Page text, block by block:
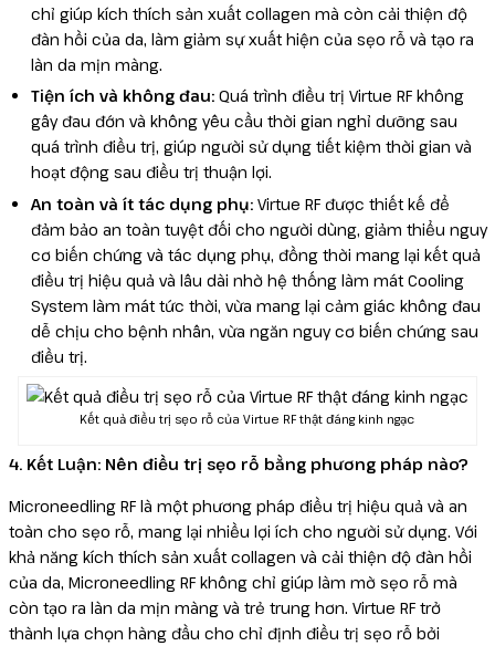
chỉ giúp kích thích sản xuất collagen mà còn cải thiện độ
đàn hồi của da, làm giảm sự xuất hiện của sẹo rỗ và tạo ra
làn da mịn màng.
Tiện ích và không đau:Quá trình điều trị Virtue RF không
gây đau đớn và không yêu cầu thời gian nghỉ dưỡng sau
quá trình điều trị, giúp người sử dụng tiết kiệm thời gian và
hoạt động sau điều trị thuận lợi.
An toàn và ít tác dụng phụ:Virtue RF được thiết kế để
đảm bảo an toàn tuyệt đối cho người dùng, giảm thiểu nguy
cơ biến chứng và tác dụng phụ, đồng thời mang lại kết quả
điều trị hiệu quả và lâu dài nhờ hệ thống làm mát Cooling
System làm mát tức thời, vừa mang lại cảm giác không đau
dễ chịu cho bệnh nhân, vừa ngăn nguy cơ biến chứng sau
điều trị.
Kết quả điều trị sẹo rỗ của Virtue RF thật đáng kinh ngạc
4. Kết Luận: Nên điều trị sẹo rỗ bằng phương pháp nào?
Microneedling RF là một phương pháp điều trị hiệu quả và an
toàn cho sẹo rỗ, mang lại nhiều lợi ích cho người sử dụng. Với
khả năng kích thích sản xuất collagen và cải thiện độ đàn hồi
của da, Microneedling RF không chỉ giúp làm mờ sẹo rỗ mà
còn tạo ra làn da mịn màng và trẻ trung hơn. Virtue RF trở
thành lựa chọn hàng đầu cho chỉ định điều trị sẹo rỗ bởi